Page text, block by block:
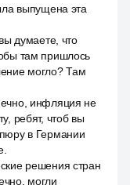
выпущена эта
думаете, что
там пришлось
могло? Там
инфляция не
ребят, чтоб вы
в Германии
решения стран
могли